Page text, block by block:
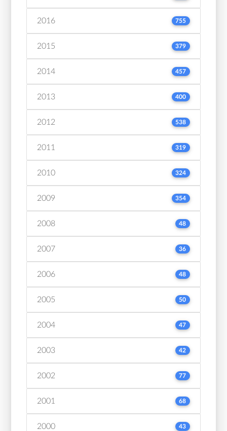
2016 755
2015 379
2014 457
2013 400
2012 538
2011 319
2010 324
2009 354
2008 48
2007 36
2006 48
2005 50
2004 47
2003 42
2002 77
2001 68
2000 43